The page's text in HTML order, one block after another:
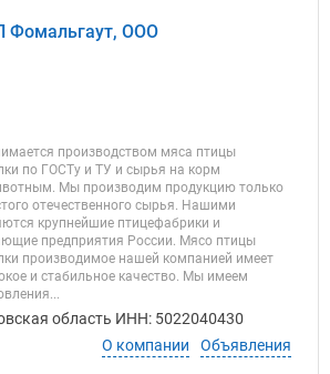
Фомальгаут, ООО
производством мяса птицы
по ГОСТу и ТУ и сырья на корм
Мы производим продукцию только
отечественного сырья. Нашими
крупнейшие птицефабрики и
предприятия России. Мясо птицы
производимое нашей компанией имеет
и стабильное качество. Мы имеем
область ИНН: 5022040430
О компании
Объявления